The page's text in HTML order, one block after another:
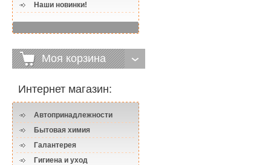
Наши новинки!
Моя корзина
Интернет магазин:
Автопринадлежности
Бытовая химия
Галантерея
Гигиена и уход